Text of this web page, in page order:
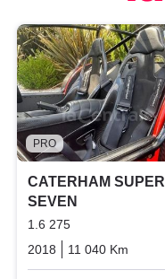
PRO
CATERHAM SUPER
SEVEN
1.6 275
2018
11 040 Km